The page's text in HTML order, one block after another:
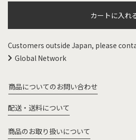
カートに入れ
Customers outside Japan, please
Global Network
商品についてのお問い合わせ
配送・送料について
商品のお取り扱いについて